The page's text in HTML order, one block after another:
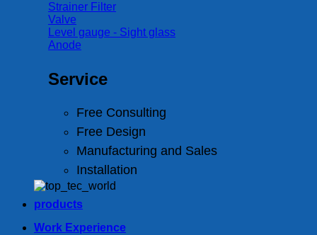
Strainer Filter
Valve
Level gauge - Sight glass
Anode
Service
Free Consulting
Free Design
Manufacturing and Sales
Installation
products
Work Experience